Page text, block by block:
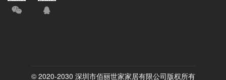
© 2020-2030 深圳市佰丽世家家居有限公司版权所有